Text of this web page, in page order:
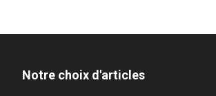
Notre choix d'articles